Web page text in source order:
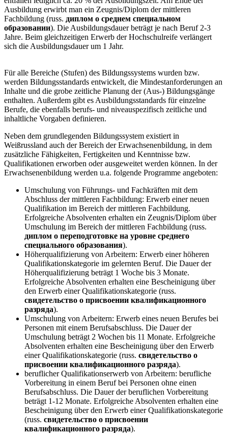
Ausbildung erwirbt man ein Zeugnis/Diplom der mittleren
Fachbildung (russ. диплом о среднем специальном
образовании). Die Ausbildungsdauer beträgt je nach Beruf 2-3
Jahre. Beim gleichzeitigen Erwerb der Hochschulreife verlängert
sich die Ausbildungsdauer um 1 Jahr.
Für alle Bereiche (Stufen) des Bildungssystems wurden bzw.
werden Bildungsstandards entwickelt, die Mindestanforderungen an
Inhalte und die grobe zeitliche Planung der (Aus-) Bildungsgänge
enthalten. Außerdem gibt es Ausbildungsstandards für einzelne
Berufe, die ebenfalls berufs- und niveauspezifisch zeitliche und
inhaltliche Vorgaben definieren.
Neben dem grundlegenden Bildungssystem existiert in
Weißrussland auch der Bereich der Erwachsenenbildung, in dem
zusätzliche Fähigkeiten, Fertigkeiten und Kenntnisse bzw.
Qualifikationen erworben oder ausgeweitet werden können. In der
Erwachsenenbildung werden u.a. folgende Programme angeboten:
Umschulung von Führungs- und Fachkräften mit dem
Abschluss der mittleren Fachbildung: Erwerb einer neuen
Qualifikation im Bereich der mittleren Fachbildung.
Erfolgreiche Absolventen erhalten ein Zeugnis/Diplom über
Umschulung im Bereich der mittleren Fachbildung (russ.
диплом о переподготовке на уровне среднего
специального образования).
Höherqualifizierung von Arbeitern: Erwerb einer höheren
Qualifikationskategorie im gelernten Beruf. Die Dauer der
Höherqualifizierung beträgt 1 Woche bis 3 Monate.
Erfolgreiche Absolventen erhalten eine Bescheinigung über
den Erwerb einer Qualifikationskategorie (russ.
свидетельство о присвоении квалификационного
разряда).
Umschulung von Arbeitern: Erwerb eines neuen Berufes bei
Personen mit einem Berufsabschluss. Die Dauer der
Umschulung beträgt 2 Wochen bis 11 Monate. Erfolgreiche
Absolventen erhalten eine Bescheinigung über den Erwerb
einer Qualifikationskategorie (russ. свидетельство о
присвоении квалификационного разряда).
beruflicher Qualifikationserwerb von Arbeitern: berufliche
Vorbereitung in einem Beruf bei Personen ohne einen
Berufsabschluss. Die Dauer der beruflichen Vorbereitung
beträgt 1-12 Monate. Erfolgreiche Absolventen erhalten eine
Bescheinigung über den Erwerb einer Qualifikationskategorie
(russ. свидетельство о присвоении
квалификационного разряда).